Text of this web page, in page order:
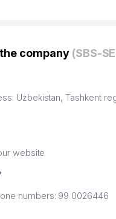
company (SBS-
Uzbekistan, Tashkent
website
numbers: 99 0026446